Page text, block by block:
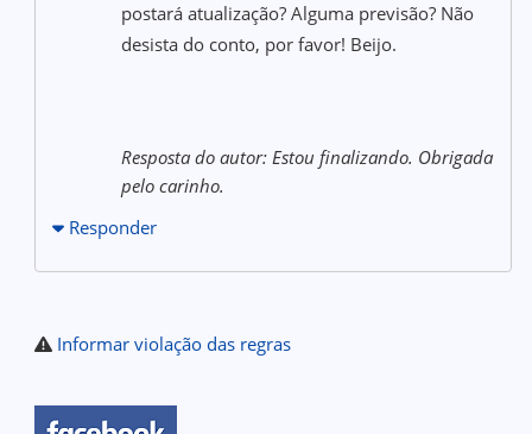
postará atualização? Alguma previsão? Não
desista do conto, por favor! Beijo.
Resposta do autor: Estou finalizando. Obrigada
pelo carinho.
Responder
Informar violação das regras